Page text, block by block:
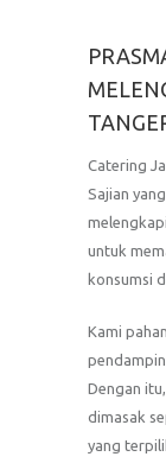
Catering
Sajian
untuk
konsumsi
Kami
Dengan
dimasak
yang